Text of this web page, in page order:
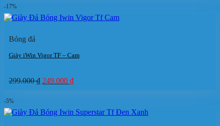
599.000 ₫.
519.000 ₫.
-17%
Bóng đá
Giày iWin Vigor TF – Cam
299.000₫ Giá
249.000 ₫Giá
249.000 ₫.
-5%